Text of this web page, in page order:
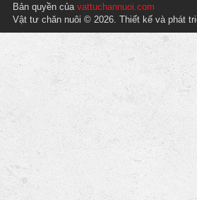
Bản quyền của vattuchannuoi.com
Vật tư chăn nuôi © 2026. Thiết kế và phát